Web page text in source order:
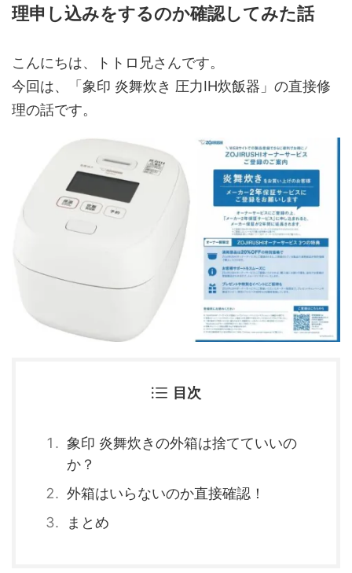
理申し込みをするのか確認してみた話
こんにちは、トトロ兄さんです。
今回は、「象印 炎舞炊き 圧力IH炊飯器」の直接修
理の話です。
目次
象印 炎舞炊きの外箱は捨てていいの
か？
外箱はいらないのか直接確認！
まとめ